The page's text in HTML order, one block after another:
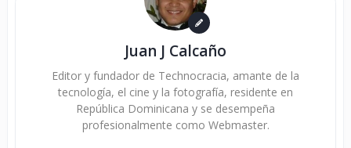
Juan J Calcaño
Editor y fundador de Technocracia, amante de la
tecnología, el cine y la fotografía, residente en
República Dominicana y se desempeña
profesionalmente como Webmaster.